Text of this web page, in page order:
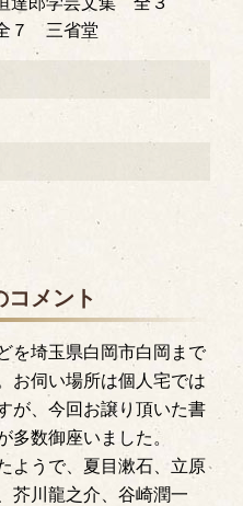
７ 三省堂
コメント
を埼玉県白岡市白岡まで
お伺い場所は個人宅では
が、今回お譲り頂いた書
多数御座いました。
ようで、夏目漱石、立原
芥川龍之介、谷崎潤一